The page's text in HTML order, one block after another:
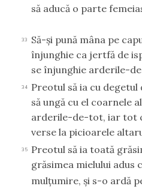
să aducă o parte
33
Să-şi pună mâna pe
înjunghie ca jertfă de
se înjunghie arderile-
34
Preotul să ia cu
să ungă cu el coarnele
arderile-de-tot, iar tot
verse la picioarele
35
Preotul să ia toată
grăsimea mielului adus
mulţumire, şi s-o ardă